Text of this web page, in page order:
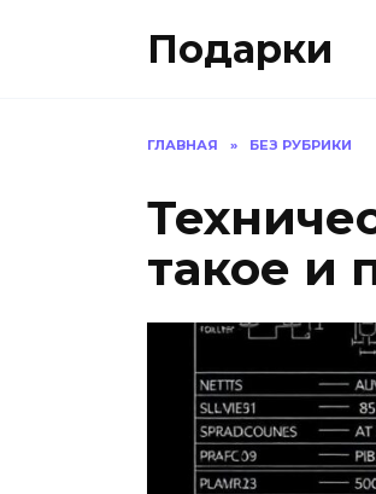
Подарки
ГЛАВНАЯ » БЕЗ РУБРИКИ
такое и